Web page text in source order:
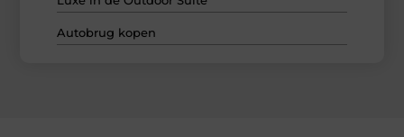
Autobrug kopen